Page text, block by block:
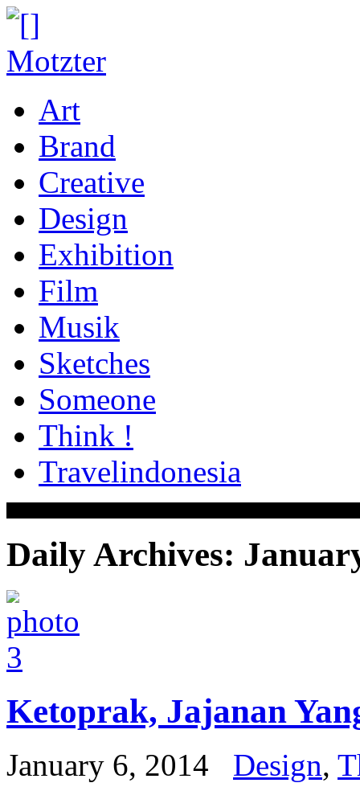
Art
Brand
Creative
Design
Exhibition
Film
Musik
Sketches
Someone
Think !
Travelindonesia
Daily Archives:
Ketoprak, Jajanan
January 6, 2014 Design,